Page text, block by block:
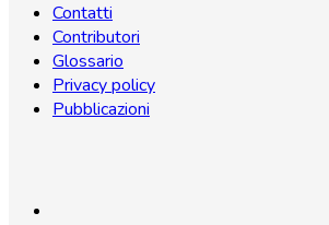
Contatti
Contributori
Glossario
Privacy policy
Pubblicazioni